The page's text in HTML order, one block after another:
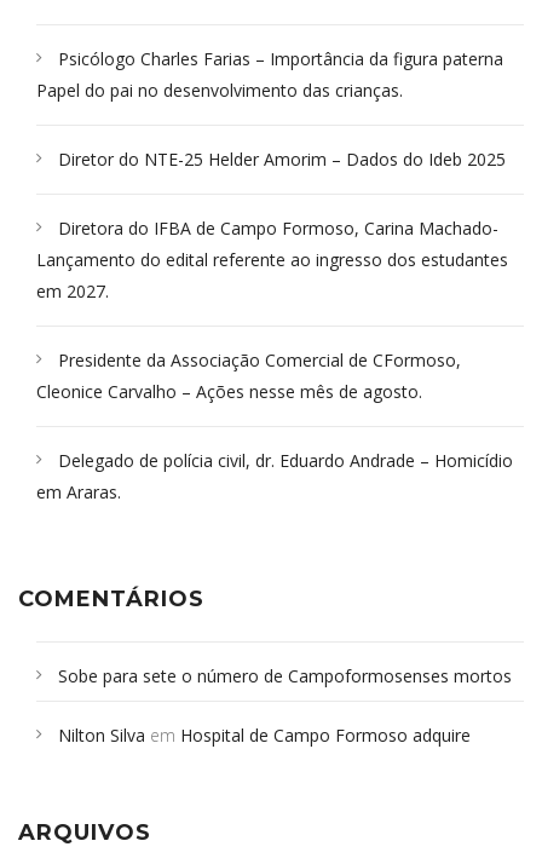
Psicólogo Charles Farias – Importância da figura paterna
Papel do pai no desenvolvimento das crianças.
Diretor do NTE-25 Helder Amorim – Dados do Ideb 2025
Diretora do IFBA de Campo Formoso, Carina Machado-
Lançamento do edital referente ao ingresso dos estudantes
em 2027.
Presidente da Associação Comercial de CFormoso,
Cleonice Carvalho – Ações nesse mês de agosto.
Delegado de polícia civil, dr. Eduardo Andrade – Homicídio
em Araras.
COMENTÁRIOS
Sobe para sete o número de Campoformosenses mortos
Campoformosenses que morreram em desabamentos são
Nilton Silva em Hospital de Campo Formoso adquire
ARQUIVOS